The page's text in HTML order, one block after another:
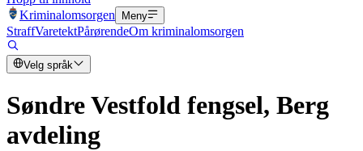
Kriminalomsorgen
Meny
StraffVaretektPårørendeOm kriminalomsorgen
Velg språk
Søndre Vestfold fengsel, Berg
avdeling